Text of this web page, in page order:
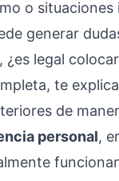
o
generar
¿es legal
te
de
personal,